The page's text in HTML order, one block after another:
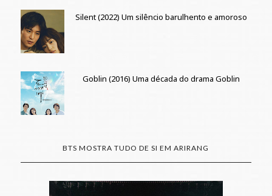
Silent (2022) Um silêncio barulhento e amoroso
Goblin (2016) Uma década do drama Goblin
BTS MOSTRA TUDO DE SI EM ARIRANG